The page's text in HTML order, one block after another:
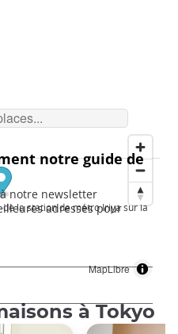
MapLibre
la station de métro Iriya sur la
à Tokyo